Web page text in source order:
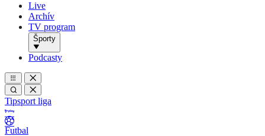
Live
Archív
TV program
Športy
Podcasty
Tipsport liga
Futbal